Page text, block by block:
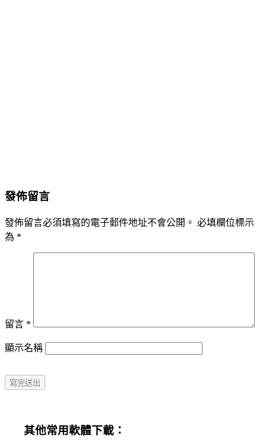
發佈留言
發佈留言必須填寫的電子郵件地址不會公開。 必填欄位標示
為 *
留言 *
顯示名稱
其他常用軟體下載：